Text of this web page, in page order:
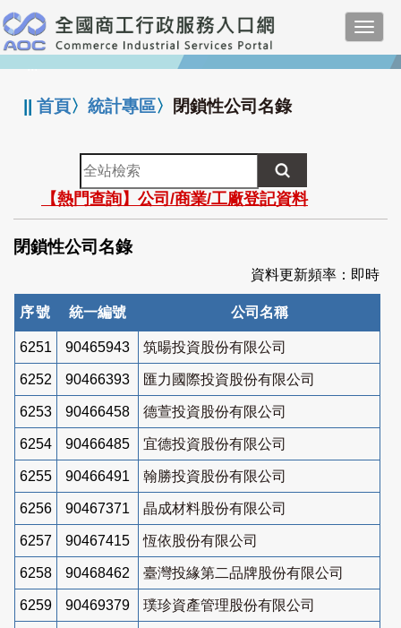
跳
到
主
要
:::
||首頁〉統計專區〉 閉鎖性公司名錄
全
站
檢
索
【熱門查詢】公司/商業/工廠登記資料
閉鎖性公司名錄
資料更新頻率：即時
序號 統一編號 公司名稱
6251 90465943 筑暘投資股份有限公司
6252 90466393 匯力國際投資股份有限公司
6253 90466458 德萱投資股份有限公司
6254 90466485 宜德投資股份有限公司
6255 90466491 翰勝投資股份有限公司
6256 90467371 晶成材料股份有限公司
6257 90467415 恆依股份有限公司
6258 90468462 臺灣投緣第二品牌股份有限公司
6259 90469379 璞珍資產管理股份有限公司